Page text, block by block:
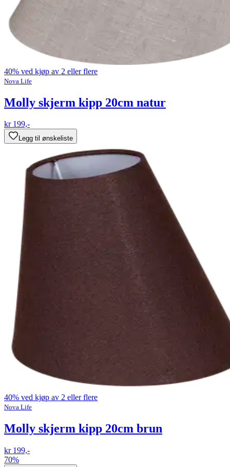
40% ved kjøp av 2 eller flere
Nova Life
Molly skjerm kipp 20cm natur
kr 199,-
Legg til ønskeliste
40% ved kjøp av 2 eller flere
Nova Life
Molly skjerm kipp 20cm brun
kr 199,-
70%